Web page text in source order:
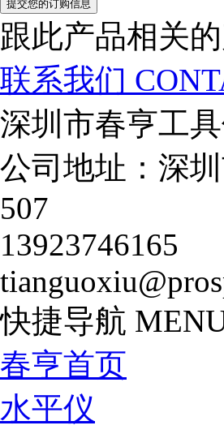
跟此产品相关
联系我们
深圳市春亨工
公司地址：深
507
13923746165
快捷导航
春亨首页
水平仪